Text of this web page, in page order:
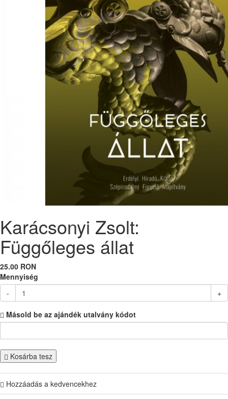
Karácsonyi Zsolt:
Függőleges állat
25.00 RON
Mennyiség
-
+
Másold be az ajándék utalvány kódot
Kosárba tesz
Hozzáadás a kedvencekhez